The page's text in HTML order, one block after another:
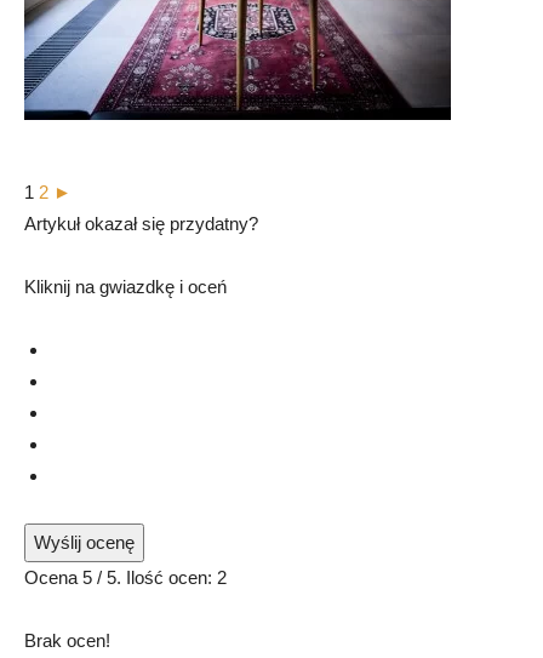
1 2 ►
Artykuł okazał się przydatny?
Kliknij na gwiazdkę i oceń
Wyślij ocenę
Ocena 5 / 5. Ilość ocen: 2
Brak ocen!